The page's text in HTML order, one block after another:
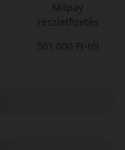
Milpay
részletfizetés
501 000 Ft-tól